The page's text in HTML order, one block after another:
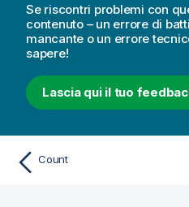
Se riscontri problemi con
contenuto – un errore di
mancante o un errore
sapere!
Lascia qui il tuo
Count